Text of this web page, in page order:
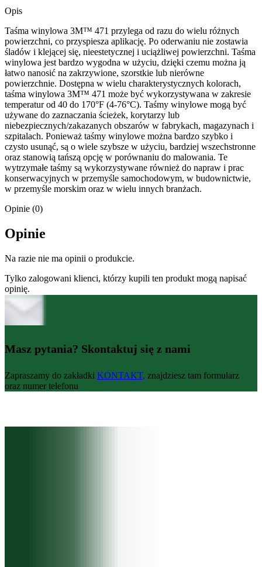
Opis
Taśma winylowa 3M™ 471 przylega od razu do wielu różnych
powierzchni, co przyspiesza aplikację. Po oderwaniu nie zostawia
śladów i klejącej się, nieestetycznej i uciążliwej powierzchni. Taśma
winylowa jest bardzo wygodna w użyciu, dzięki czemu można ją
łatwo nanosić na zakrzywione, szorstkie lub nierówne
powierzchnie. Dostępna w wielu charakterystycznych kolorach,
taśma winylowa 3M™ 471 może być wykorzystywana w zakresie
temperatur od 40 do 170°F (4-76°C). Taśmy winylowe mogą być
używane do zaznaczania ścieżek, korytarzy lub
niebezpiecznych/zakazanych obszarów w fabrykach, magazynach i
szpitalach. Ponieważ taśmy winylowe można bardzo szybko i
czysto usunąć, są o wiele szybsze w użyciu, bardziej wszechstronne
oraz stanowią tańszą opcję w porównaniu do malowania. Te
wytrzymałe taśmy są wykorzystywane również do napraw i prac
konserwacyjnych w przemyśle samochodowym, w budownictwie,
w przemyśle morskim oraz w wielu innych branżach.
Opinie (0)
Opinie
Na razie nie ma opinii o produkcie.
Tylko zalogowani klienci, którzy kupili ten produkt mogą napisać
opinię.
Masz pytania? Skontaktuj się z nami
Zapraszamy do zakładki KONTAKT, znajdziesz tam formularz
oraz numer telefonu